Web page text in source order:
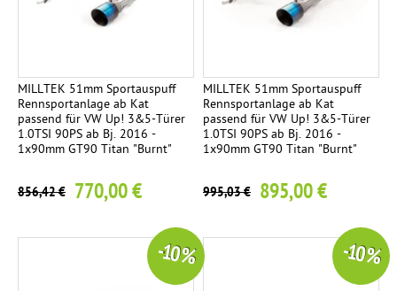
MILLTEK 51mm Sportauspuff
Rennsportanlage ab Kat
passend für VW Up! 3&5-Türer
1.0TSI 90PS ab Bj. 2016 -
1x90mm GT90 Titan "Burnt"
856,42 € 770,00 €
MILLTEK 51mm Sportauspuff
Rennsportanlage ab Kat
passend für VW Up! 3&5-Türer
1.0TSI 90PS ab Bj. 2016 -
1x90mm GT90 Titan "Burnt"
995,03 € 895,00 €
-10 % -10 %